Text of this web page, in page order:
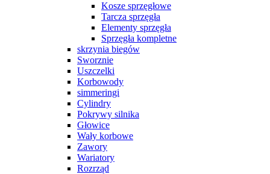
Kosze sprzęgłowe
Tarcza sprzęgła
Elementy sprzęgła
Sprzęgła kompletne
skrzynia biegów
Sworznie
Uszczelki
Korbowody
simmeringi
Cylindry
Pokrywy silnika
Głowice
Wały korbowe
Zawory
Wariatory
Rozrząd